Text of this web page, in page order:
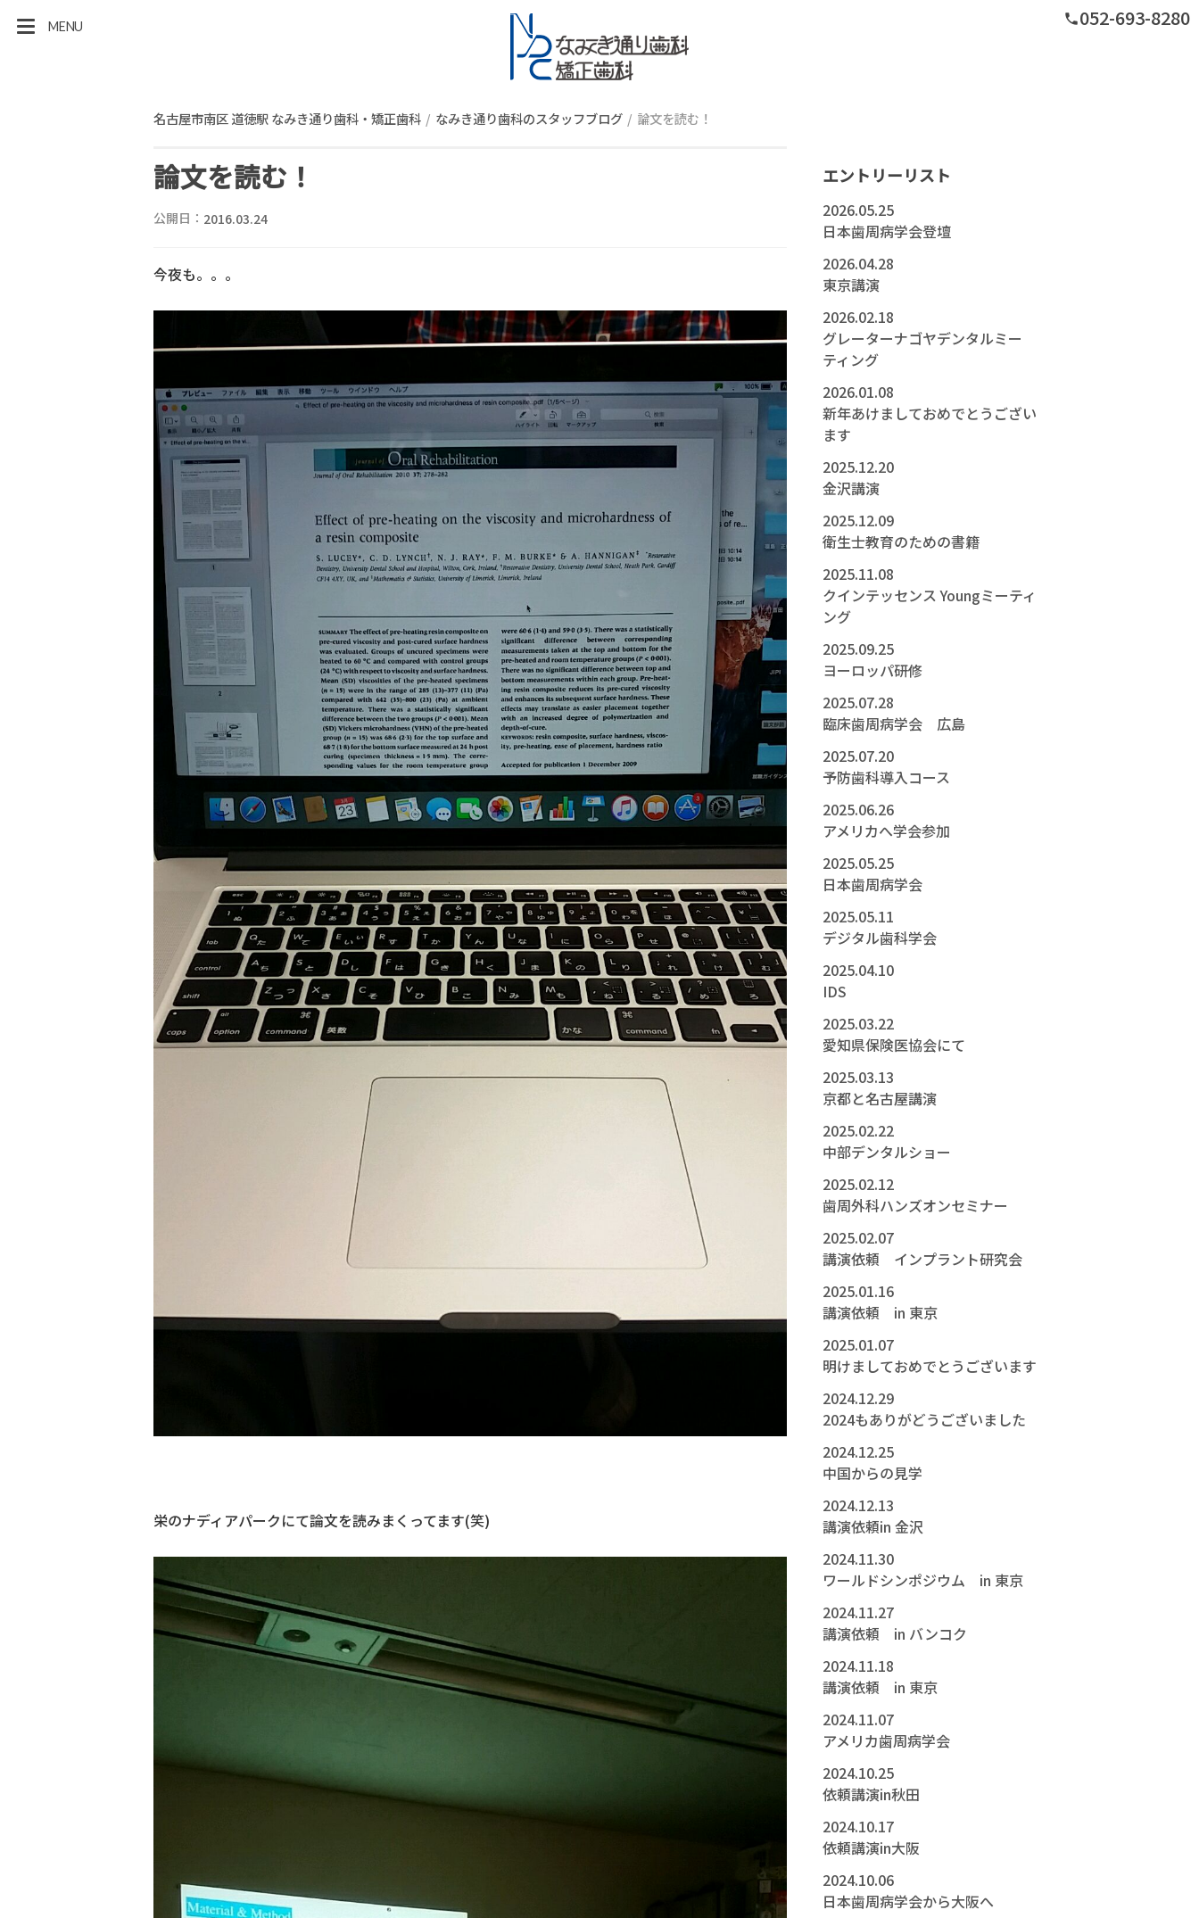
MENU phone052-693-8280
名古屋市南区 道徳駅 なみき通り歯科・矯正歯科 なみき通り歯科のスタッフブログ 論文を読む！
論文を読む！
公開日： 2016.03.24
今夜も。。。
栄のナディアパークにて論文を読みまくってます(笑)
エントリーリスト
2026.05.25
日本歯周病学会登壇
2026.04.28
東京講演
2026.02.18
グレーターナゴヤデンタルミー
ティング
2026.01.08
新年あけましておめでとうござい
ます
2025.12.20
金沢講演
2025.12.09
衛生士教育のための書籍
2025.11.08
クインテッセンス Youngミーティ
ング
2025.09.25
ヨーロッパ研修
2025.07.28
臨床歯周病学会 広島
2025.07.20
予防歯科導入コース
2025.06.26
アメリカへ学会参加
2025.05.25
日本歯周病学会
2025.05.11
デジタル歯科学会
2025.04.10
IDS
2025.03.22
愛知県保険医協会にて
2025.03.13
京都と名古屋講演
2025.02.22
中部デンタルショー
2025.02.12
歯周外科ハンズオンセミナー
2025.02.07
講演依頼 インプラント研究会
2025.01.16
講演依頼 in 東京
2025.01.07
明けましておめでとうございます
2024.12.29
2024もありがどうございました
2024.12.25
中国からの見学
2024.12.13
講演依頼in 金沢
2024.11.30
ワールドシンポジウム in 東京
2024.11.27
講演依頼 in バンコク
2024.11.18
講演依頼 in 東京
2024.11.07
アメリカ歯周病学会
2024.10.25
依頼講演in秋田
2024.10.17
依頼講演in大阪
2024.10.06
日本歯周病学会から大阪へ